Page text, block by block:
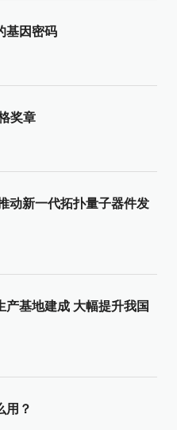
基因密码
奖章
动新一代拓扑量子器件发
基地建成 大幅提升我国
用？